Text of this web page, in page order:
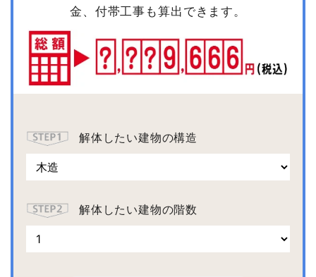
金、付帯工事も算出できます。
解体したい建物の構造
解体したい建物の階数